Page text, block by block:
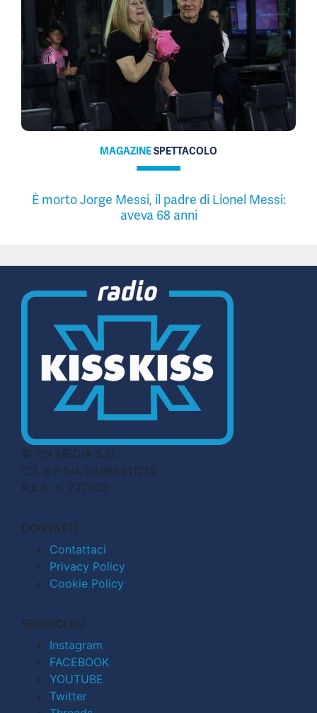
MAGAZINESPETTACOLO
È morto Jorge Messi, il padre di Lionel Messi:
aveva 68 anni
© CN MEDIA S.r.l.
C.F. e P.IVA 04998911210
R.E.A. n. 727803
CONTATTI
Contattaci
Privacy Policy
Cookie Policy
SEGUICI SU
Instagram
FACEBOOK
YOUTUBE
Twitter